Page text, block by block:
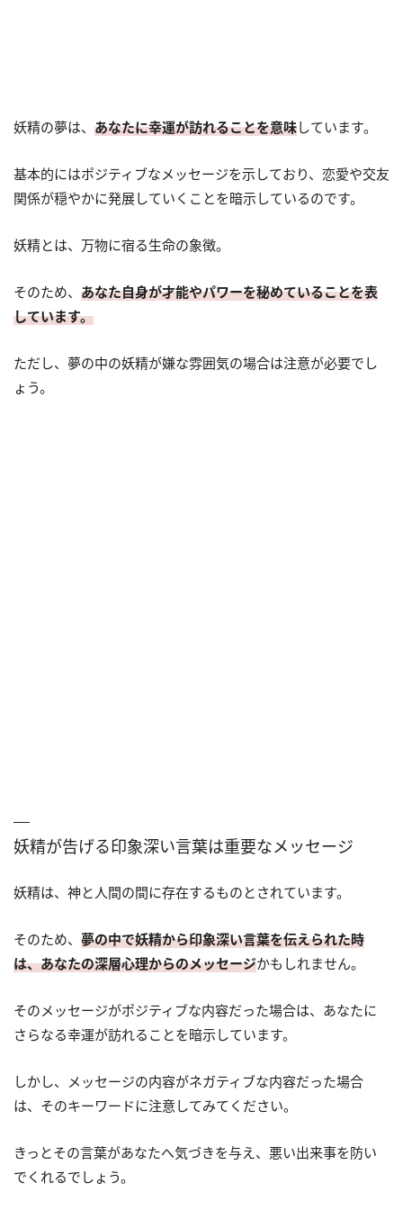
妖精の夢は、 あなたに幸運が訪れることを意味しています。
基本的にはポジティブなメッセージを示しており、恋愛や交友
関係が穏やかに発展していくことを暗示しているのです。
妖精とは、万物に宿る生命の象徴。
そのため、 あなた自身が才能やパワーを秘めていることを表
しています。
ただし、夢の中の妖精が嫌な雰囲気の場合は注意が必要でし
ょう。
妖精が告げる印象深い言葉は重要なメッセージ
妖精は、神と人間の間に存在するものとされています。
そのため、 夢の中で妖精から印象深い言葉を伝えられた時
は、あなたの深層心理からのメッセージかもしれません。
そのメッセージがポジティブな内容だった場合は、あなたに
さらなる幸運が訪れることを暗示しています。
しかし、メッセージの内容がネガティブな内容だった場合
は、そのキーワードに注意してみてください。
きっとその言葉があなたへ気づきを与え、悪い出来事を防い
でくれるでしょう。